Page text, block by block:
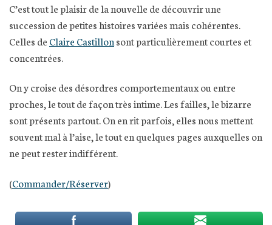
C’est tout le plaisir de la nouvelle de découvrir une
succession de petites histoires variées mais cohérentes.
Celles de Claire Castillon sont particulièrement courtes et
concentrées.
On y croise des désordres comportementaux ou entre
proches, le tout de façon très intime. Les failles, le bizarre
sont présents partout. On en rit parfois, elles nous mettent
souvent mal à l’aise, le tout en quelques pages auxquelles on
ne peut rester indifférent.
(Commander/Réserver)